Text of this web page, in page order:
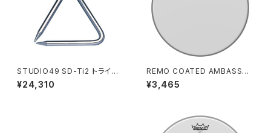
STUDIO49 SD-Ti2 トライア
ングル
¥24,310
REMO COATED AMBASSAD
OR 14" HEAD / 114BA-00
¥3,465